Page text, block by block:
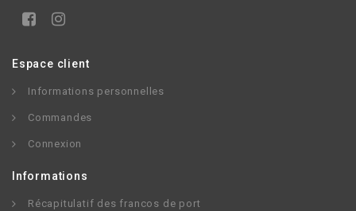
Espace client
Informations personnelles
Commandes
Connexion
Informations
Récapitulatif des francos de port